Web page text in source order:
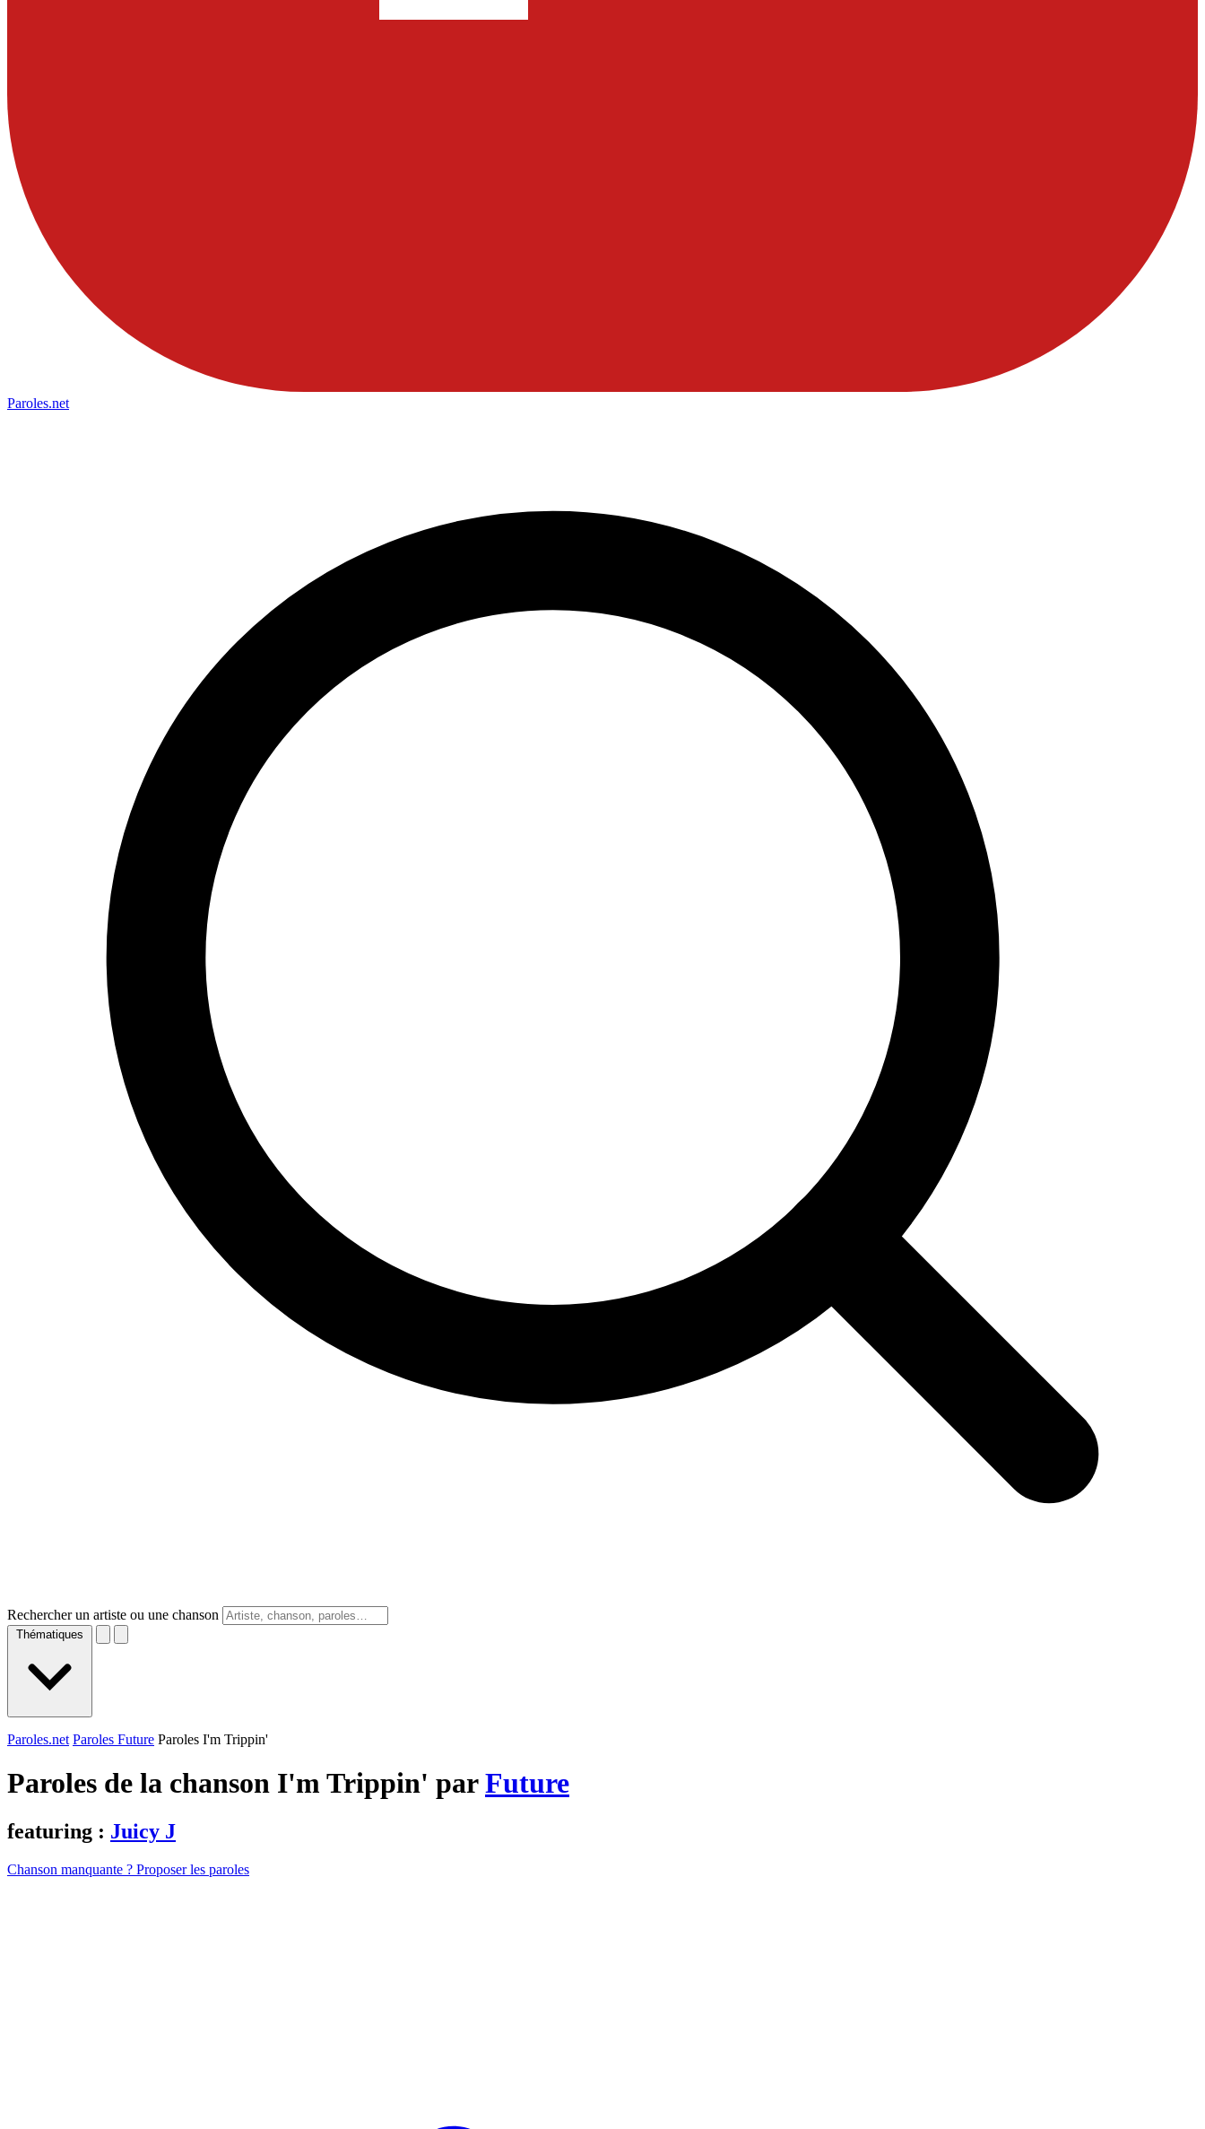
Paroles.net
Rechercher un artiste ou une chanson
Thématiques
Paroles.net Paroles Future Paroles I'm Trippin'
Paroles de la chanson I'm Trippin' parFuture
featuring : Juicy J
Chanson manquante ? Proposer les paroles